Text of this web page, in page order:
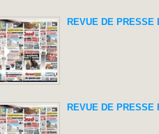
REVUE DE PRESSE
REVUE DE PRESSE